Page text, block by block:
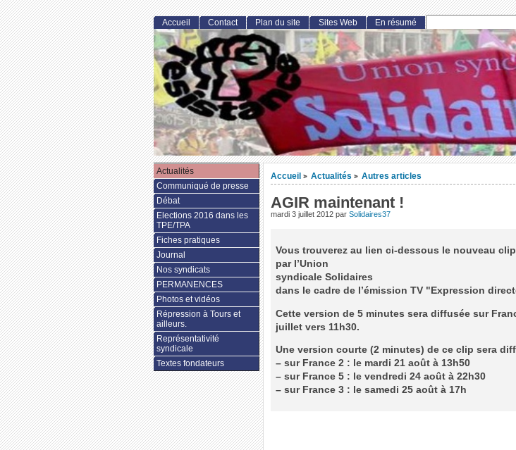
Accueil > Actualités > Autres articles
AGIR maintenant !
mardi 3 juillet 2012 par Solidaires37
Vous trouverez au lien ci-dessous le nouveau
par l’Union
syndicale Solidaires
dans le cadre de l’émission TV "Expression
Cette version de 5 minutes sera diffusée sur
juillet vers 11h30.
Une version courte (2 minutes) de ce clip sera
–sur France 2 : le mardi 21 août à 13h50
–sur France 5 : le vendredi 24 août à 22h30
–sur France 3 : le samedi 25 août à 17h
Accueil Contact Plan du site Sites Web En résumé
Actualités
Communiqué de presse
Débat
Elections 2016 dans les
TPE/TPA
Fiches pratiques
Journal
Nos syndicats
PERMANENCES
Photos et vidéos
Répression à Tours et
ailleurs.
Représentativité
syndicale
Textes fondateurs